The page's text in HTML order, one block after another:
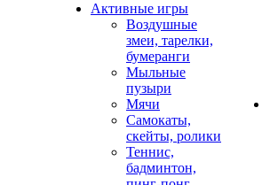
Активные игры
Воздушные
змеи, тарелки,
бумеранги
Мыльные
пузыри
Мячи
Самокаты,
скейты, ролики
Теннис,
бадминтон,